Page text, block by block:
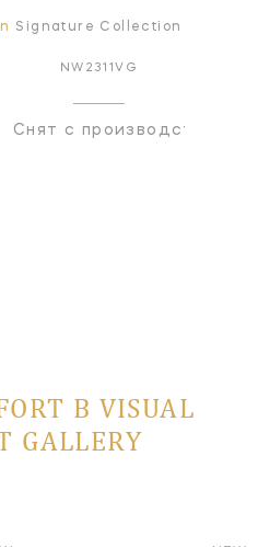
Signature Collection
NW2311VG
Снят с производстваСнят с
В VISUAL
GALLERY